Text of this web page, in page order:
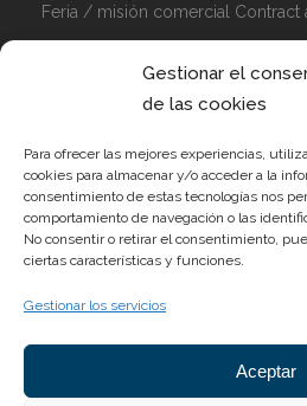
Gestionar el
de las cookies
Para ofrecer las mejores experiencias,
cookies para almacenar y/o acceder a la
consentimiento de estas tecnologías nos
comportamiento de navegación o las
No consentir o retirar el consentimiento,
ciertas características y funciones.
Gestionar los servicios
Aceptar
Feria / misión comercial Contract
Misión comercial Contract Perú y
Diseño en
REYES ORDOÑEZ
Pol. Ind. Las Teresas, c/Dr. Pedro
Yecla